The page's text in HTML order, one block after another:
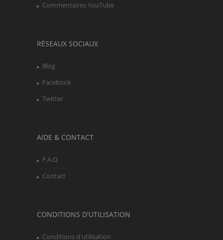
Commentaires YouTube
RÉSEAUX SOCIAUX
Blog
Facebook
Twitter
AIDE & CONTACT
F.A.Q
Contact
CONDITIONS D'UTILISATION
Conditions d'utilisation